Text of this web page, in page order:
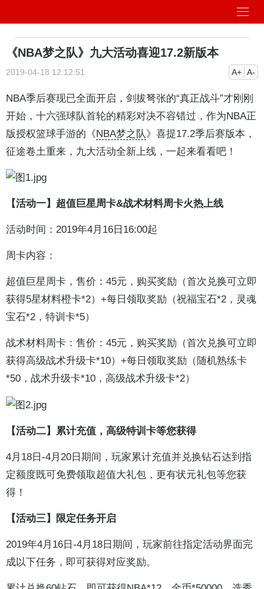
《NBA梦之队》九大活动喜迎17.2新版本
2019-04-18 12:12:51 A+ A-
NBA季后赛现已全面开启，剑拔弩张的“真正战斗”才刚刚
开始，十六强球队首轮的精彩对决不容错过，作为NBA正
版授权篮球手游的《NBA梦之队 》喜提17.2季后赛版本，
征途卷土重来，九大活动全新上线，一起来看看吧！
【活动一】超值巨星周卡&战术材料周卡火热上线
活动时间：2019年4月16日16:00起
周卡内容：
超值巨星周卡，售价：45元，购买奖励（首次兑换可立即
获得5星材料橙卡*2）+每日领取奖励（祝福宝石*2，灵魂
宝石*2，特训卡*5）
战术材料周卡：售价：45元，购买奖励（首次兑换可立即
获得高级战术升级卡*10）+每日领取奖励（随机熟练卡
*50，战术升级卡*10，高级战术升级卡*2）
【活动二】累计充值，高级特训卡等您获得
4月18日-4月20日期间，玩家累计充值并兑换钻石达到指
定额度既可免费领取超值大礼包，更有状元礼包等您获
得！
【活动三】限定任务开启
2019年4月16日-4月18日期间，玩家前往指定活动界面完
成以下任务，即可获得对应奖励。